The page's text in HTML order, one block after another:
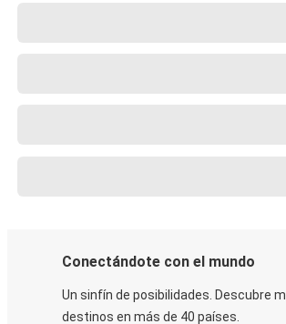
Conectándote con el mundo
Un sinfín de posibilidades. Descubre
destinos en más de 40 países.